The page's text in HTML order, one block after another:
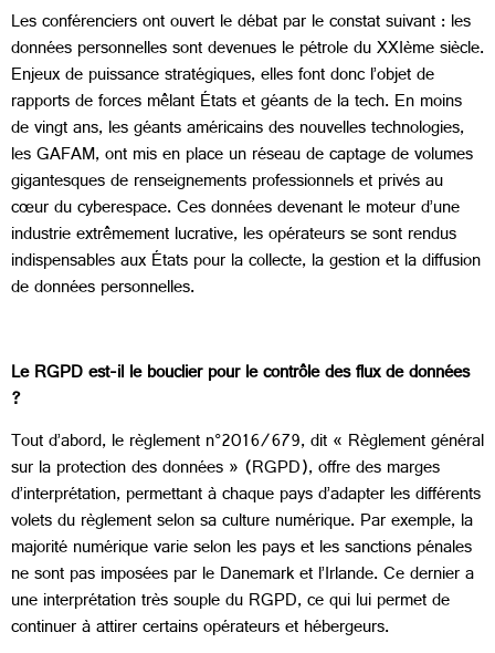
Les conférenciers ont ouvert le débat par le constat suivant : les
données personnelles sont devenues le pétrole du XXIème siècle.
Enjeux de puissance stratégiques, elles font donc l’objet de
rapports de forces mêlant États et géants de la tech. En moins
de vingt ans, les géants américains des nouvelles technologies,
les GAFAM, ont mis en place un réseau de captage de volumes
gigantesques de renseignements professionnels et privés au
cœur du cyberespace. Ces données devenant le moteur d’une
industrie extrêmement lucrative, les opérateurs se sont rendus
indispensables aux États pour la collecte, la gestion et la diffusion
de données personnelles.
Le RGPD est-il le bouclier pour le contrôle des flux de données
?
Tout d’abord, le règlement n°2016/679, dit « Règlement général
sur la protection des données » (RGPD), offre des marges
d’interprétation, permettant à chaque pays d’adapter les différents
volets du règlement selon sa culture numérique. Par exemple, la
majorité numérique varie selon les pays et les sanctions pénales
ne sont pas imposées par le Danemark et l’Irlande. Ce dernier a
une interprétation très souple du RGPD, ce qui lui permet de
continuer à attirer certains opérateurs et hébergeurs.